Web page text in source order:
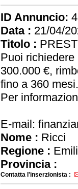
ID Annuncio:
Data : 21/04/
Titolo :
Puoi
300.000 €,
fino a 360 mesi.
Per
E-mail:
Nome : Ricci
Regione :
Provincia :
Contatta l'inserzionista :